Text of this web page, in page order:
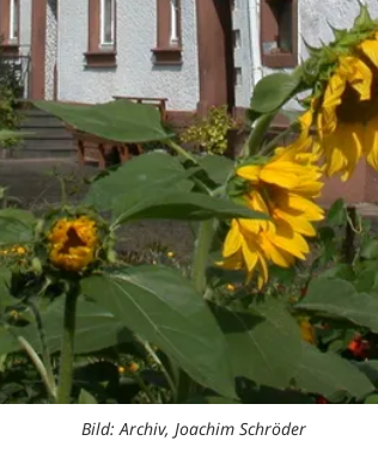
Bild: Archiv, Joachim Schröder